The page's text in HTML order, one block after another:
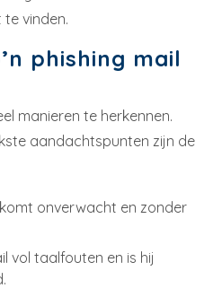
vinden.
phishing mail
manieren te herkennen.
aandachtspunten zijn de
onverwacht en zonder
vol taalfouten en is hij